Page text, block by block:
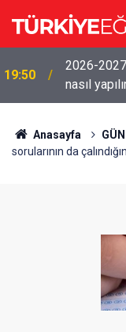
19:50
2026-
nasıl
Anasayfa
sorularının da